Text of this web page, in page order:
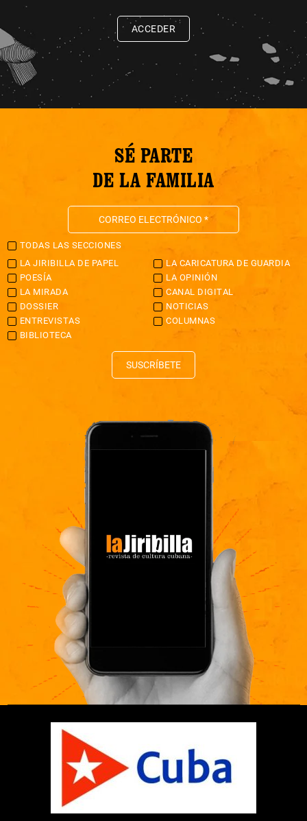
ACCEDER
SÉ PARTE
DE LA FAMILIA
TODAS LAS SECCIONES
LA JIRIBILLA DE PAPEL
LA CARICATURA DE GUARDIA
POESÍA
LA OPINIÓN
LA MIRADA
CANAL DIGITAL
DOSSIER
NOTICIAS
ENTREVISTAS
COLUMNAS
BIBLIOTECA
SUSCRÍBETE